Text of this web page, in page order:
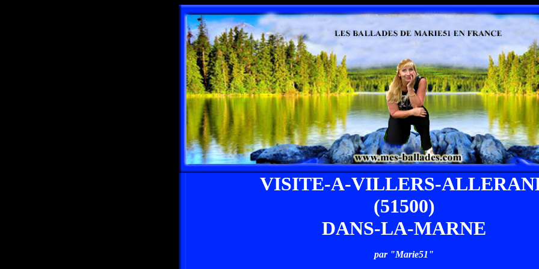
VISITE-A-VILLERS-
(51500)
DANS-LA-MARNE
par "Marie51"